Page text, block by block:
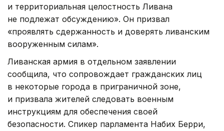
и территориальная целостность Ливана
не подлежат обсуждению». Он призвал
«проявлять сдержанность и доверять ливанским
вооруженным силам».
Ливанская армия в отдельном заявлении
сообщила, что сопровождает гражданских лиц
в некоторые города в приграничной зоне,
и призвала жителей следовать военным
инструкциям для обеспечения своей
безопасности. Спикер парламента Набих Берри,